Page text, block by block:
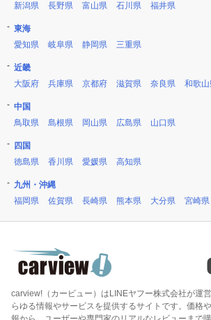
新潟県
長野県 富山県 石川県 福井県
東海
愛知県
岐阜県 静岡県 三重県
近畿
大阪府
兵庫県 京都府 滋賀県 奈良県 和歌
中国
鳥取県
島根県 岡山県 広島県 山口県
四国
徳島県
香川県 愛媛県 高知県
九州・沖縄
福岡県
佐賀県 長崎県 熊本県 大分県 宮崎県
carview!（カービュー）はLINEヤフー株式会社が運
らゆる情報やサービスを提供するサイトです。価格